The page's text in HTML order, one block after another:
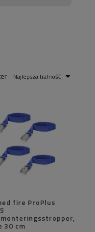
Najlepsza trafność
fire ProPlus
30 cm